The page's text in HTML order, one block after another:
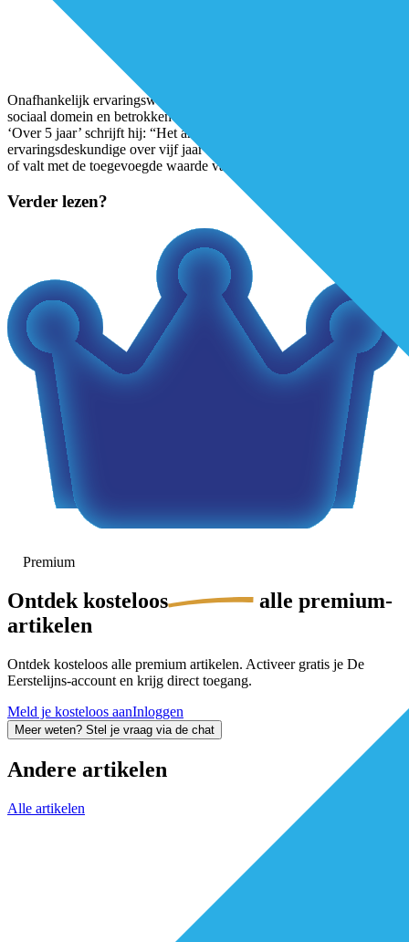
Onafhankelijk ervaringswerker Hans van Eeken is actief in het
sociaal domein en betrokken binnen de ggz. In zijn gastcolumn
‘Over 5 jaar’ schrijft hij: “Het antwoord op de vraag waar de
ervaringsdeskundige over vijf jaar staat in het sociaal domein, staat
of valt met de toegevoegde waarde van een ervaringswerker.
Verder lezen?
Premium
Ontdek kosteloos
alle premium-
artikelen
Ontdek kosteloos alle premium artikelen. Activeer gratis je De
Eerstelijns-account en krijg direct toegang.
Meld je kosteloos aanInloggen
Meer weten? Stel je vraag via de chat
Andere artikelen
Alle artikelen